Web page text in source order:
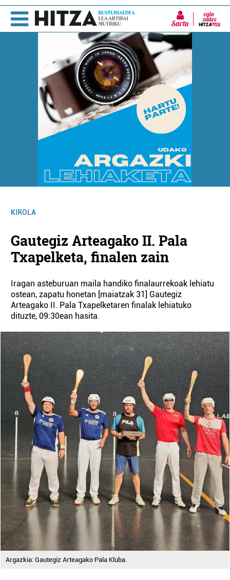
Sartu
KIROLA
Gautegiz Arteagako II. Pala
Txapelketa, finalen zain
Iragan asteburuan maila handiko finalaurrekoak lehiatu
ostean, zapatu honetan [maiatzak 31] Gautegiz
Arteagako II. Pala Txapelketaren finalak lehiatuko
dituzte, 09:30ean hasita.
Argazkia: Gautegiz Arteagako Pala Kluba.